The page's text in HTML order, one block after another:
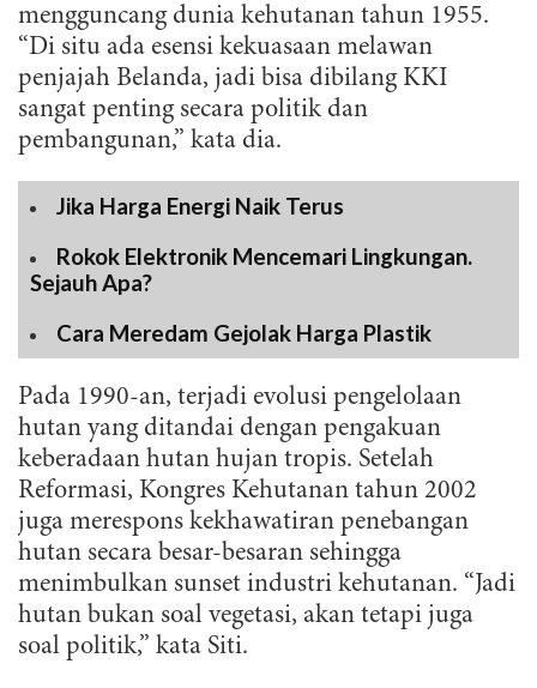
mengguncang dunia kehutanan tahun 1955.
“Di situ ada esensi kekuasaan melawan
penjajah Belanda, jadi bisa dibilang KKI
sangat penting secara politik dan
pembangunan,” kata dia.
Jika Harga Energi Naik Terus
Rokok Elektronik Mencemari Lingkungan.
Sejauh Apa?
Cara Meredam Gejolak Harga Plastik
Pada 1990-an, terjadi evolusi pengelolaan
hutan yang ditandai dengan pengakuan
keberadaan hutan hujan tropis. Setelah
Reformasi, Kongres Kehutanan tahun 2002
juga merespons kekhawatiran penebangan
hutan secara besar-besaran sehingga
menimbulkan sunset industri kehutanan. “Jadi
hutan bukan soal vegetasi, akan tetapi juga
soal politik,” kata Siti.